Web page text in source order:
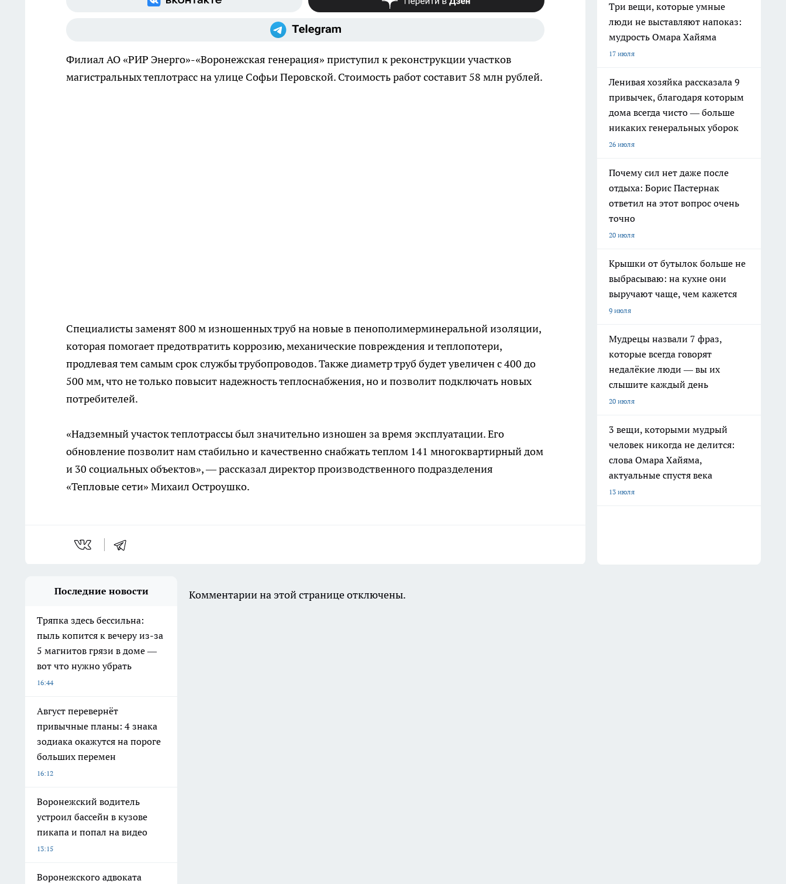
Филиал АО «РИР Энерго»-«Воронежская генерация» приступил к реконструкции участков
магистральных теплотрасс на улице Софьи Перовской. Стоимость работ составит 58 млн рублей.
Специалисты заменят 800 м изношенных труб на новые в пенополимерминеральной изоляции,
которая помогает предотвратить коррозию, механические повреждения и теплопотери,
продлевая тем самым срок службы трубопроводов. Также диаметр труб будет увеличен с 400 до
500 мм, что не только повысит надежность теплоснабжения, но и позволит подключать новых
потребителей.
«Надземный участок теплотрассы был значительно изношен за время эксплуатации. Его
обновление позволит нам стабильно и качественно снабжать теплом 141 многоквартирный дом
и 30 социальных объектов», — рассказал директор производственного подразделения
«Тепловые сети» Михаил Остроушко.
Три вещи, которые умные
люди не выставляют напоказ:
мудрость Омара Хайяма
17 июля
Ленивая хозяйка рассказала 9
привычек, благодаря которым
дома всегда чисто — больше
никаких генеральных уборок
26 июля
Почему сил нет даже после
отдыха: Борис Пастернак
ответил на этот вопрос очень
точно
20 июля
Крышки от бутылок больше не
выбрасываю: на кухне они
выручают чаще, чем кажется
9 июля
Мудрецы назвали 7 фраз,
которые всегда говорят
недалёкие люди — вы их
слышите каждый день
20 июля
3 вещи, которыми мудрый
человек никогда не делится:
слова Омара Хайяма,
актуальные спустя века
13 июля
Последние новости
Тряпка здесь бессильна:
пыль копится к вечеру из-за
5 магнитов грязи в доме —
вот что нужно убрать
16:44
Август перевернёт
привычные планы: 4 знака
зодиака окажутся на пороге
больших перемен
16:12
Воронежский водитель
устроил бассейн в кузове
пикапа и попал на видео
13:15
Воронежского адвоката
Комментарии на этой странице отключены.